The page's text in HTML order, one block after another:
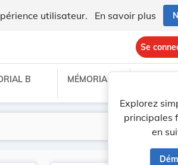
utilisateur. En savoir plus
Se
Explorez
principales
en
B MÉMORIAL C
Lancer la